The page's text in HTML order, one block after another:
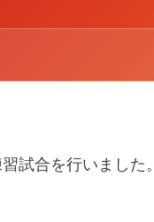
試合を行いました。